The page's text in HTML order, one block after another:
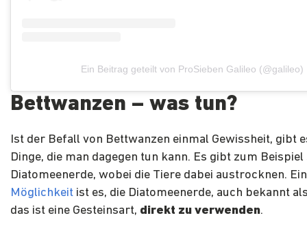
Ein Beitrag geteilt von ProSieben Galileo (@galileo)
Bettwanzen – was tun?
Ist der Befall von Bettwanzen einmal Gewissheit, gibt
Dinge, die man dagegen tun kann. Es gibt zum Beispiel
Diatomeenerde, wobei die Tiere dabei austrocknen.
Möglichkeit ist es, die Diatomeenerde, auch bekannt
das ist eine Gesteinsart, direkt zu verwenden.